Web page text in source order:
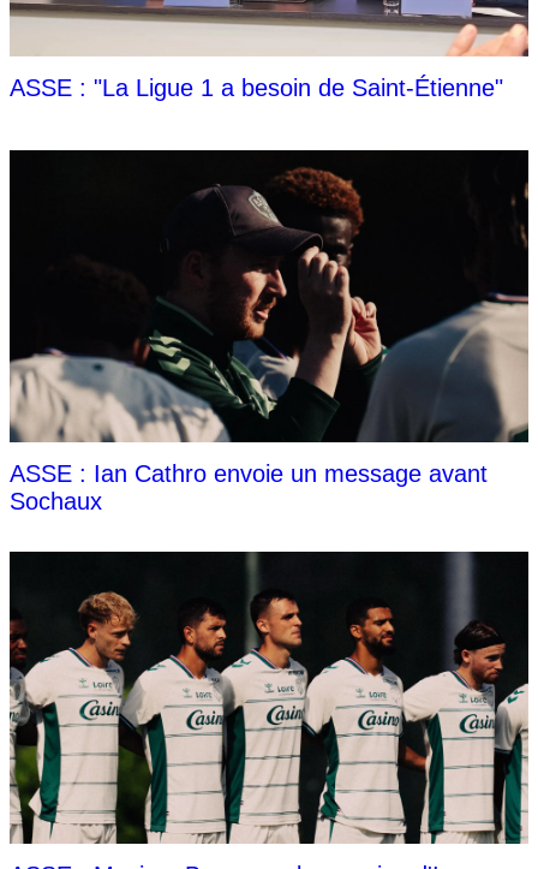
ASSE : "La Ligue 1 a besoin de Saint-Étienne"
ASSE : Ian Cathro envoie un message avant
Sochaux